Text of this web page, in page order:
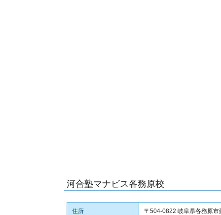
河合塾マナビス各務原校
住所 〒504-0822 岐阜県各務原